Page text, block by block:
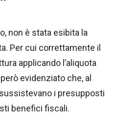
non è stata esibita la
Per cui correttamente il
applicando l’aliquota
evidenziato che, al
i presupposti
benefici fiscali.